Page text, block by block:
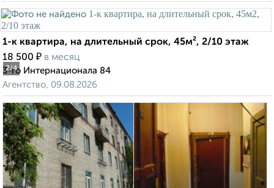
2/4
1-к квартира, на длительный срок, 45м², 2/10 этаж
18 500 ₽ в месяц
3-го Интернационала 84
Агентство, 09.08.2026